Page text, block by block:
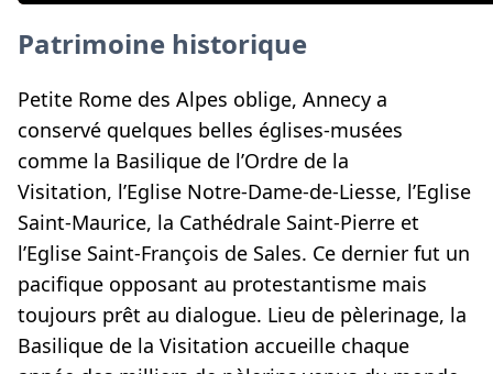
Patrimoine historique
Petite Rome des Alpes oblige, Annecy a
conservé quelques belles églises-musées
comme la Basilique de l’Ordre de la
Visitation, l’Eglise Notre-Dame-de-Liesse, l’Eglise
Saint-Maurice, la Cathédrale Saint-Pierre et
l’Eglise Saint-François de Sales. Ce dernier fut un
pacifique opposant au protestantisme mais
toujours prêt au dialogue. Lieu de pèlerinage, la
Basilique de la Visitation accueille chaque